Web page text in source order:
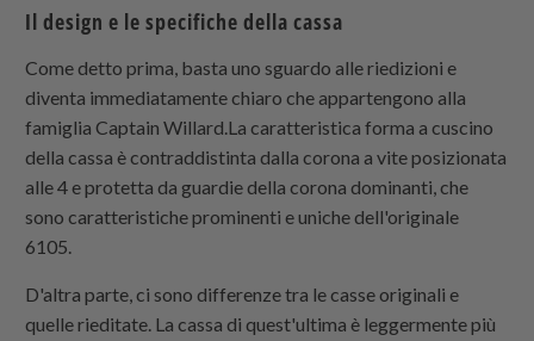
Il design e le specifiche della cassa
Come detto prima, basta uno sguardo alle riedizioni e
diventa immediatamente chiaro che appartengono alla
famiglia Captain Willard.La caratteristica forma a cuscino
della cassa è contraddistinta dalla corona a vite posizionata
alle 4 e protetta da guardie della corona dominanti, che
sono caratteristiche prominenti e uniche dell'originale
6105.
D'altra parte, ci sono differenze tra le casse originali e
quelle rieditate. La cassa di quest'ultima è leggermente più